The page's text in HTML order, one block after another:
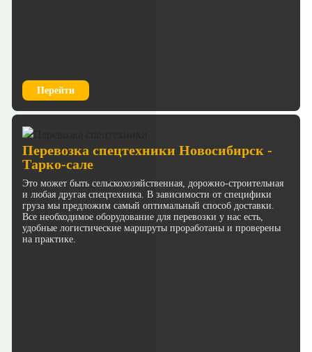
Перейти
Перевозка спецтехники Новосибирск -
Тарко-сале
Это может быть сельскохозяйственная, дорожно-строительная
и любая другая спецтехника. В зависимости от специфики
груза мы предложим самый оптимальный способ доставки.
Все необходимое оборудование для перевозки у нас есть,
удобные логистические маршруты проработаны и проверены
на практике.